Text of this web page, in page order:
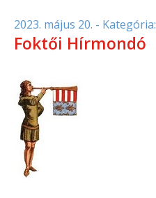
2023. május 20. - Kategória:
Foktői Hírmondó